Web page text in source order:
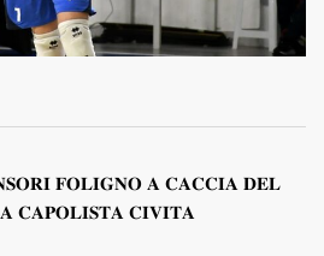
𝐅𝐎𝐋𝐈𝐆𝐍𝐎 𝐀 𝐂𝐀𝐂𝐂𝐈𝐀 𝐃𝐄𝐋
𝐂𝐀𝐏𝐎𝐋𝐈𝐒𝐓𝐀 𝐂𝐈𝐕𝐈𝐓𝐀